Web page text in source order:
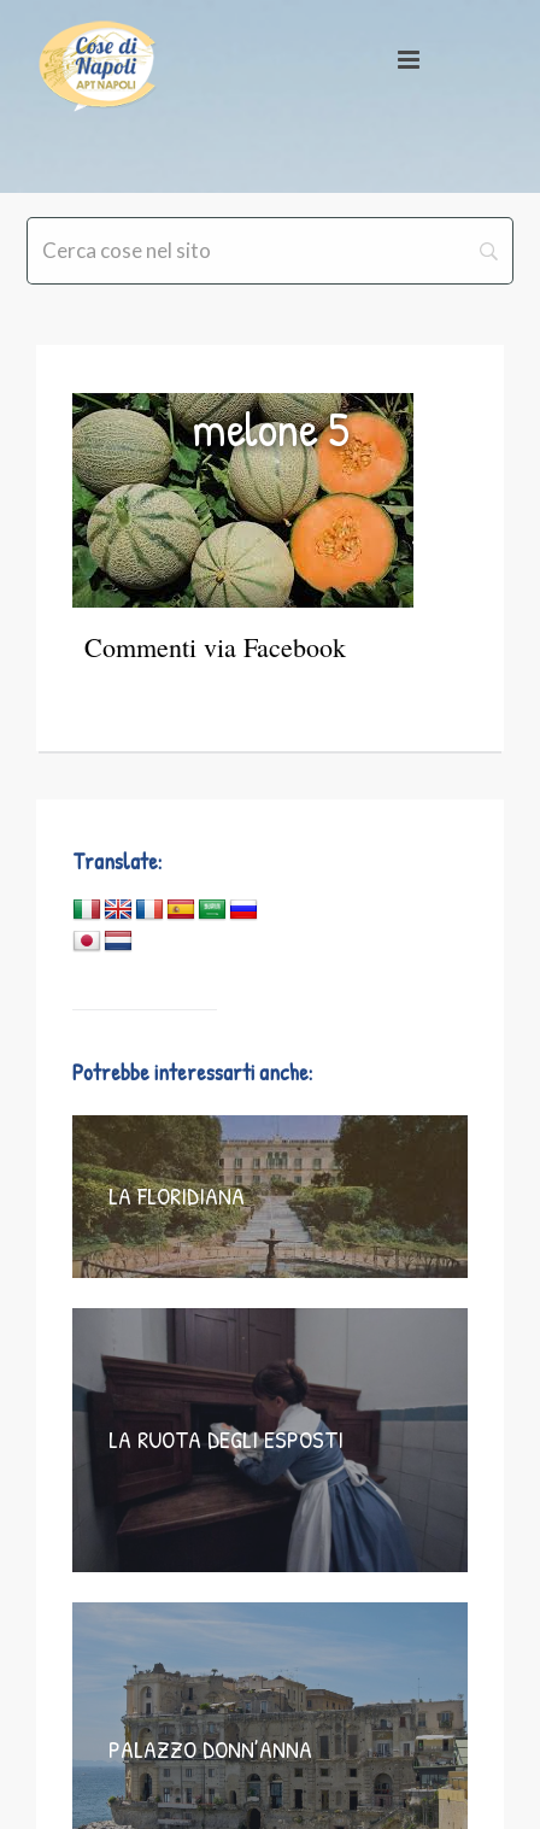
melone 5
Commenti via Facebook
Translate:
Potrebbe interessarti anche:
LA FLORIDIANA
LA RUOTA DEGLI ESPOSTI
PALAZZO DONN’ANNA